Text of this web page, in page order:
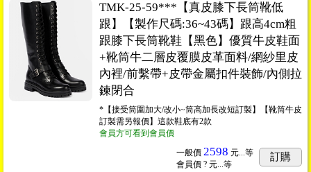
TMK-25-59***【真皮膝下長筒靴低
跟】【製作尺碼:36~43碼】跟高4cm粗
跟膝下長筒靴鞋【黑色】優質牛皮鞋面
+靴筒牛二層皮覆膜皮革面料/網紗里皮
內裡/前繫帶+皮帶金屬扣件裝飾/內側拉
鍊閉合
*【接受筒圍加大/改小~筒高加長改短訂製】【靴筒牛皮
訂製需另報價】這款鞋底有2款
會員方可看到會員價
一般價 2598 元...等
會員價 ? 元...等
訂購